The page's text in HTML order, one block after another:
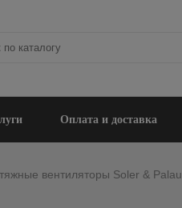
Оплата и доставка
вентиляторы Soler & Palau